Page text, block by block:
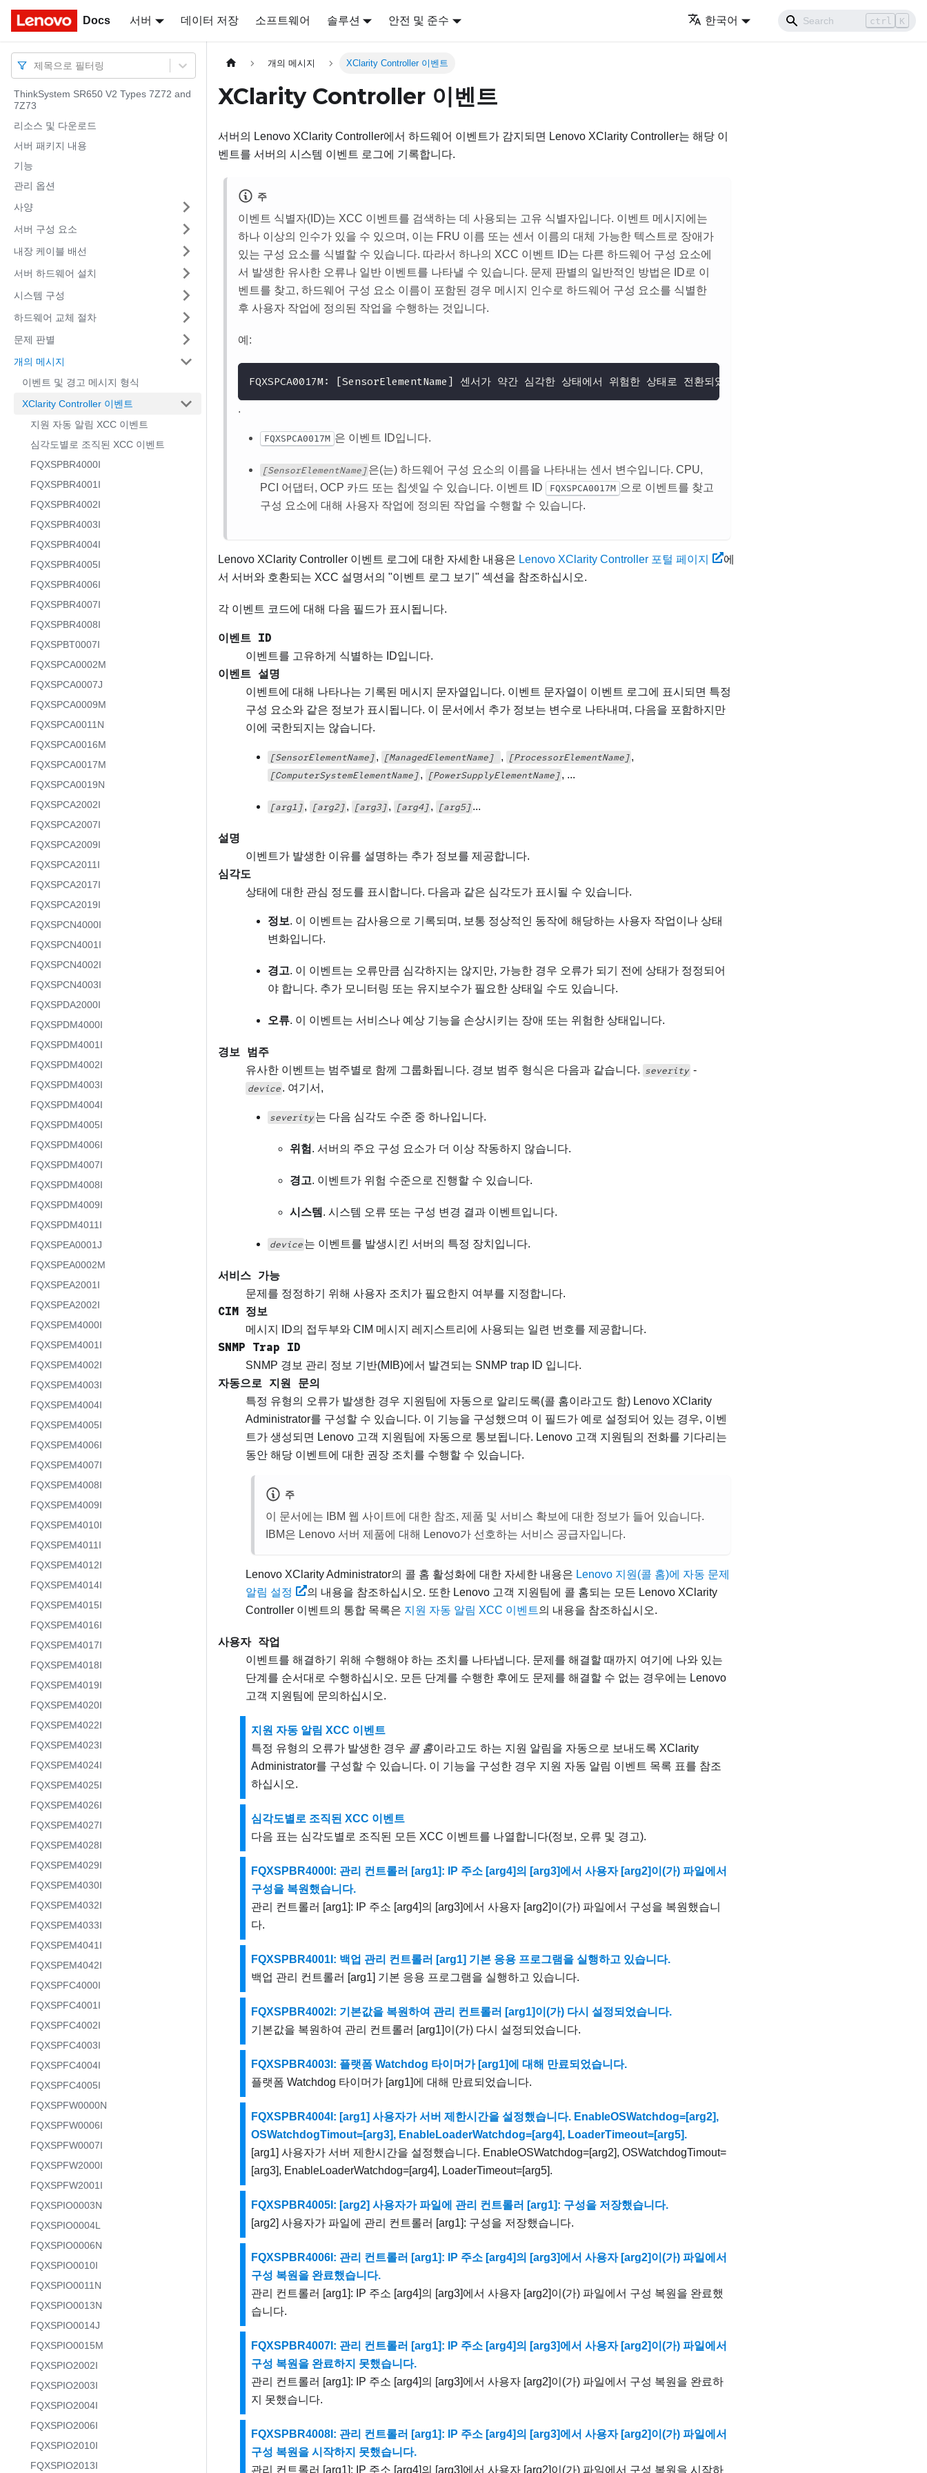
Docs 서버 데이터 저장 소프트웨어 솔루션 안전 및 준수 한국어 ctrl K
Docs
제목으로 필터링
ThinkSystem SR650 V2 Types 7Z72 and
7Z73
리소스 및 다운로드
서버 패키지 내용
기능
관리 옵션
사양
서버 구성 요소
내장 케이블 배선
서버 하드웨어 설치
시스템 구성
하드웨어 교체 절차
문제 판별
개의 메시지
이벤트 및 경고 메시지 형식
XClarity Controller 이벤트
지원 자동 알림 XCC 이벤트
심각도별로 조직된 XCC 이벤트
FQXSPBR4000I
FQXSPBR4001I
FQXSPBR4002I
FQXSPBR4003I
FQXSPBR4004I
FQXSPBR4005I
FQXSPBR4006I
FQXSPBR4007I
FQXSPBR4008I
FQXSPBT0007I
FQXSPCA0002M
FQXSPCA0007J
FQXSPCA0009M
FQXSPCA0011N
FQXSPCA0016M
FQXSPCA0017M
FQXSPCA0019N
FQXSPCA2002I
FQXSPCA2007I
FQXSPCA2009I
FQXSPCA2011I
FQXSPCA2017I
FQXSPCA2019I
FQXSPCN4000I
FQXSPCN4001I
FQXSPCN4002I
FQXSPCN4003I
FQXSPDA2000I
FQXSPDM4000I
FQXSPDM4001I
FQXSPDM4002I
FQXSPDM4003I
FQXSPDM4004I
FQXSPDM4005I
FQXSPDM4006I
FQXSPDM4007I
FQXSPDM4008I
FQXSPDM4009I
FQXSPDM4011I
FQXSPEA0001J
FQXSPEA0002M
FQXSPEA2001I
FQXSPEA2002I
FQXSPEM4000I
FQXSPEM4001I
FQXSPEM4002I
FQXSPEM4003I
FQXSPEM4004I
FQXSPEM4005I
FQXSPEM4006I
FQXSPEM4007I
FQXSPEM4008I
FQXSPEM4009I
FQXSPEM4010I
FQXSPEM4011I
FQXSPEM4012I
FQXSPEM4014I
FQXSPEM4015I
FQXSPEM4016I
FQXSPEM4017I
FQXSPEM4018I
FQXSPEM4019I
FQXSPEM4020I
FQXSPEM4022I
FQXSPEM4023I
FQXSPEM4024I
FQXSPEM4025I
FQXSPEM4026I
FQXSPEM4027I
FQXSPEM4028I
FQXSPEM4029I
FQXSPEM4030I
FQXSPEM4032I
FQXSPEM4033I
FQXSPEM4041I
FQXSPEM4042I
FQXSPFC4000I
FQXSPFC4001I
FQXSPFC4002I
FQXSPFC4003I
FQXSPFC4004I
FQXSPFC4005I
FQXSPFW0000N
FQXSPFW0006I
FQXSPFW0007I
FQXSPFW2000I
FQXSPFW2001I
FQXSPIO0003N
FQXSPIO0004L
FQXSPIO0006N
FQXSPIO0010I
FQXSPIO0011N
FQXSPIO0013N
FQXSPIO0014J
FQXSPIO0015M
FQXSPIO2002I
FQXSPIO2003I
FQXSPIO2004I
FQXSPIO2006I
FQXSPIO2010I
FQXSPIO2013I
개의 메시지 XClarity Controller 이벤트
XClarity Controller 이벤트
서버의 Lenovo XClarity Controller에서 하드웨어 이벤트가 감지되면 Lenovo XClarity Controller는 해당 이
벤트를 서버의 시스템 이벤트 로그에 기록합니다.
주
이벤트 식별자(ID)는 XCC 이벤트를 검색하는 데 사용되는 고유 식별자입니다. 이벤트 메시지에는
하나 이상의 인수가 있을 수 있으며, 이는 FRU 이름 또는 센서 이름의 대체 가능한 텍스트로 장애가
있는 구성 요소를 식별할 수 있습니다. 따라서 하나의 XCC 이벤트 ID는 다른 하드웨어 구성 요소에
서 발생한 유사한 오류나 일반 이벤트를 나타낼 수 있습니다. 문제 판별의 일반적인 방법은 ID로 이
벤트를 찾고, 하드웨어 구성 요소 이름이 포함된 경우 메시지 인수로 하드웨어 구성 요소를 식별한
후 사용자 작업에 정의된 작업을 수행하는 것입니다.
예:
FQXSPCA0017M: [SensorElementName] 센서가 약간 심각한 상태에서 위험한 상태로 전환되었습니다
.
FQXSPCA0017M 은 이벤트 ID입니다.
[SensorElementName] 은(는) 하드웨어 구성 요소의 이름을 나타내는 센서 변수입니다. CPU,
PCI 어댑터, OCP 카드 또는 칩셋일 수 있습니다. 이벤트 ID
FQXSPCA0017M 으로 이벤트를 찾고
구성 요소에 대해 사용자 작업에 정의된 작업을 수행할 수 있습니다.
Lenovo XClarity Controller 이벤트 로그에 대한 자세한 내용은 Lenovo XClarity Controller 포털 페이지
에
서 서버와 호환되는 XCC 설명서의 "이벤트 로그 보기" 섹션을 참조하십시오.
각 이벤트 코드에 대해 다음 필드가 표시됩니다.
이벤트 ID
이벤트를 고유하게 식별하는 ID입니다.
이벤트 설명
이벤트에 대해 나타나는 기록된 메시지 문자열입니다. 이벤트 문자열이 이벤트 로그에 표시되면 특정
구성 요소와 같은 정보가 표시됩니다. 이 문서에서 추가 정보는 변수로 나타내며, 다음을 포함하지만
이에 국한되지는 않습니다.
[SensorElementName] , [ManagedElementName] , [ProcessorElementName],
[ComputerSystemElementName] , [PowerSupplyElementName], ...
[arg1] , [arg2], [arg3], [arg4], [arg5]...
설명
이벤트가 발생한 이유를 설명하는 추가 정보를 제공합니다.
심각도
상태에 대한 관심 정도를 표시합니다. 다음과 같은 심각도가 표시될 수 있습니다.
정보. 이 이벤트는 감사용으로 기록되며, 보통 정상적인 동작에 해당하는 사용자 작업이나 상태
변화입니다.
경고. 이 이벤트는 오류만큼 심각하지는 않지만, 가능한 경우 오류가 되기 전에 상태가 정정되어
야 합니다. 추가 모니터링 또는 유지보수가 필요한 상태일 수도 있습니다.
오류. 이 이벤트는 서비스나 예상 기능을 손상시키는 장애 또는 위험한 상태입니다.
경보 범주
유사한 이벤트는 범주별로 함께 그룹화됩니다. 경보 범주 형식은 다음과 같습니다. severity -
device . 여기서,
severity 는 다음 심각도 수준 중 하나입니다.
위험 . 서버의 주요 구성 요소가 더 이상 작동하지 않습니다.
경고. 이벤트가 위험 수준으로 진행할 수 있습니다.
시스템 . 시스템 오류 또는 구성 변경 결과 이벤트입니다.
device 는 이벤트를 발생시킨 서버의 특정 장치입니다.
서비스 가능
문제를 정정하기 위해 사용자 조치가 필요한지 여부를 지정합니다.
CIM 정보
메시지 ID의 접두부와 CIM 메시지 레지스트리에 사용되는 일련 번호를 제공합니다.
SNMP Trap ID
SNMP 경보 관리 정보 기반(MIB)에서 발견되는 SNMP trap ID 입니다.
자동으로 지원 문의
특정 유형의 오류가 발생한 경우 지원팀에 자동으로 알리도록(콜 홈이라고도 함) Lenovo XClarity
Administrator를 구성할 수 있습니다. 이 기능을 구성했으며 이 필드가 예로 설정되어 있는 경우, 이벤
트가 생성되면 Lenovo 고객 지원팀에 자동으로 통보됩니다. Lenovo 고객 지원팀의 전화를 기다리는
동안 해당 이벤트에 대한 권장 조치를 수행할 수 있습니다.
주
이 문서에는 IBM 웹 사이트에 대한 참조, 제품 및 서비스 확보에 대한 정보가 들어 있습니다.
IBM은 Lenovo 서버 제품에 대해 Lenovo가 선호하는 서비스 공급자입니다.
Lenovo XClarity Administrator의 콜 홈 활성화에 대한 자세한 내용은 Lenovo 지원(콜 홈)에 자동 문제
알림 설정
의 내용을 참조하십시오. 또한 Lenovo 고객 지원팀에 콜 홈되는 모든 Lenovo XClarity
Controller 이벤트의 통합 목록은 지원 자동 알림 XCC 이벤트의 내용을 참조하십시오.
사용자 작업
이벤트를 해결하기 위해 수행해야 하는 조치를 나타냅니다. 문제를 해결할 때까지 여기에 나와 있는
단계를 순서대로 수행하십시오. 모든 단계를 수행한 후에도 문제를 해결할 수 없는 경우에는 Lenovo
고객 지원팀에 문의하십시오.
지원 자동 알림 XCC 이벤트
특정 유형의 오류가 발생한 경우 콜 홈이라고도 하는 지원 알림을 자동으로 보내도록 XClarity
Administrator를 구성할 수 있습니다. 이 기능을 구성한 경우 지원 자동 알림 이벤트 목록 표를 참조
하십시오.
심각도별로 조직된 XCC 이벤트
다음 표는 심각도별로 조직된 모든 XCC 이벤트를 나열합니다(정보, 오류 및 경고).
FQXSPBR4000I: 관리 컨트롤러 [arg1]: IP 주소 [arg4]의 [arg3]에서 사용자 [arg2]이(가) 파일에서
구성을 복원했습니다.
관리 컨트롤러 [arg1]: IP 주소 [arg4]의 [arg3]에서 사용자 [arg2]이(가) 파일에서 구성을 복원했습니
다.
FQXSPBR4001I: 백업 관리 컨트롤러 [arg1] 기본 응용 프로그램을 실행하고 있습니다.
백업 관리 컨트롤러 [arg1] 기본 응용 프로그램을 실행하고 있습니다.
FQXSPBR4002I: 기본값을 복원하여 관리 컨트롤러 [arg1]이(가) 다시 설정되었습니다.
기본값을 복원하여 관리 컨트롤러 [arg1]이(가) 다시 설정되었습니다.
FQXSPBR4003I: 플랫폼 Watchdog 타이머가 [arg1]에 대해 만료되었습니다.
플랫폼 Watchdog 타이머가 [arg1]에 대해 만료되었습니다.
FQXSPBR4004I: [arg1] 사용자가 서버 제한시간을 설정했습니다. EnableOSWatchdog=[arg2],
OSWatchdogTimout=[arg3], EnableLoaderWatchdog=[arg4], LoaderTimeout=[arg5].
[arg1] 사용자가 서버 제한시간을 설정했습니다. EnableOSWatchdog=[arg2], OSWatchdogTimout=
[arg3], EnableLoaderWatchdog=[arg4], LoaderTimeout=[arg5].
FQXSPBR4005I: [arg2] 사용자가 파일에 관리 컨트롤러 [arg1]: 구성을 저장했습니다.
[arg2] 사용자가 파일에 관리 컨트롤러 [arg1]: 구성을 저장했습니다.
FQXSPBR4006I: 관리 컨트롤러 [arg1]: IP 주소 [arg4]의 [arg3]에서 사용자 [arg2]이(가) 파일에서
구성 복원을 완료했습니다.
관리 컨트롤러 [arg1]: IP 주소 [arg4]의 [arg3]에서 사용자 [arg2]이(가) 파일에서 구성 복원을 완료했
습니다.
FQXSPBR4007I: 관리 컨트롤러 [arg1]: IP 주소 [arg4]의 [arg3]에서 사용자 [arg2]이(가) 파일에서
구성 복원을 완료하지 못했습니다.
관리 컨트롤러 [arg1]: IP 주소 [arg4]의 [arg3]에서 사용자 [arg2]이(가) 파일에서 구성 복원을 완료하
지 못했습니다.
FQXSPBR4008I: 관리 컨트롤러 [arg1]: IP 주소 [arg4]의 [arg3]에서 사용자 [arg2]이(가) 파일에서
구성 복원을 시작하지 못했습니다.
관리 컨트롤러 [arg1]: IP 주소 [arg4]의 [arg3]에서 사용자 [arg2]이(가) 파일에서 구성 복원을 시작하